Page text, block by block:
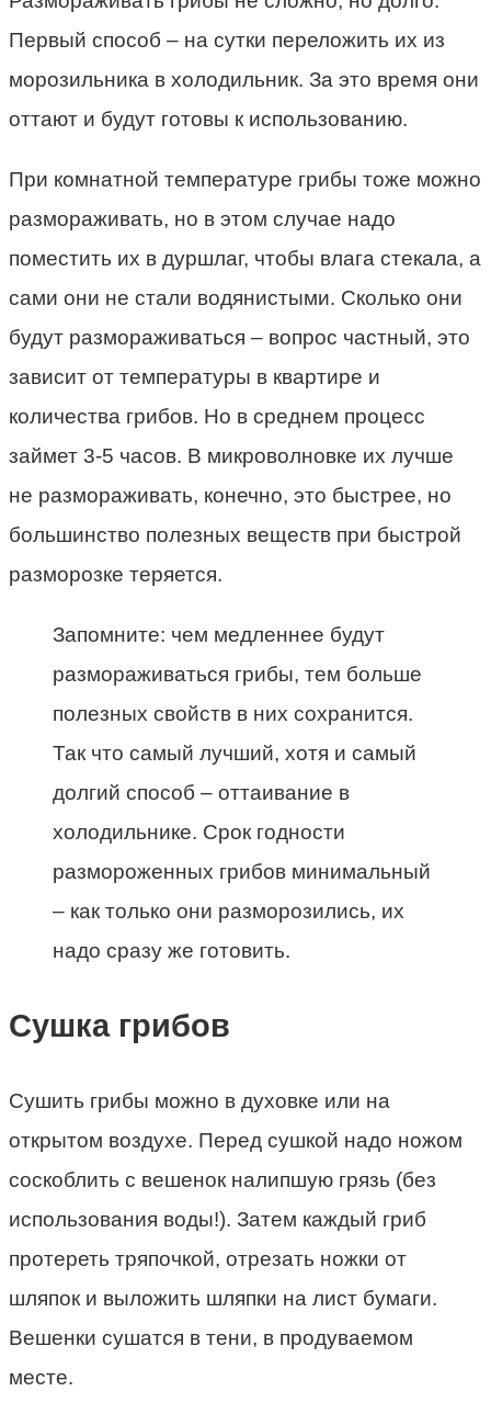
Первый способ – на сутки переложить их из
морозильника в холодильник. За это время они
оттают и будут готовы к использованию.
При комнатной температуре грибы тоже можно
размораживать, но в этом случае надо
поместить их в дуршлаг, чтобы влага стекала, а
сами они не стали водянистыми. Сколько они
будут размораживаться – вопрос частный, это
зависит от температуры в квартире и
количества грибов. Но в среднем процесс
займет 3-5 часов. В микроволновке их лучше
не размораживать, конечно, это быстрее, но
большинство полезных веществ при быстрой
разморозке теряется.
Запомните: чем медленнее будут
размораживаться грибы, тем больше
полезных свойств в них сохранится.
Так что самый лучший, хотя и самый
долгий способ – оттаивание в
холодильнике. Срок годности
размороженных грибов минимальный
– как только они разморозились, их
надо сразу же готовить.
Сушка грибов
Сушить грибы можно в духовке или на
открытом воздухе. Перед сушкой надо ножом
соскоблить с вешенок налипшую грязь (без
использования воды!). Затем каждый гриб
протереть тряпочкой, отрезать ножки от
шляпок и выложить шляпки на лист бумаги.
Вешенки сушатся в тени, в продуваемом
месте.